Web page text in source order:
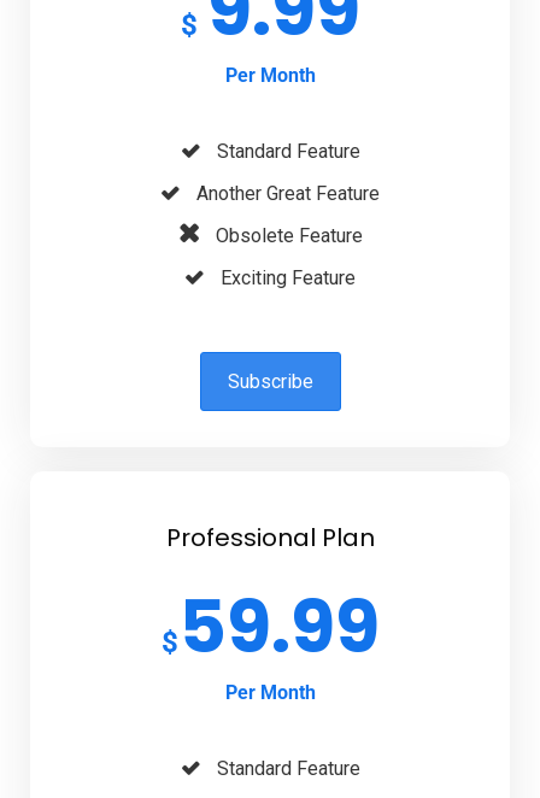
$
Per Month
Standard Feature
Another Great Feature
Obsolete Feature
Exciting Feature
Subscribe
Professional Plan
$ 59.99
Per Month
Standard Feature